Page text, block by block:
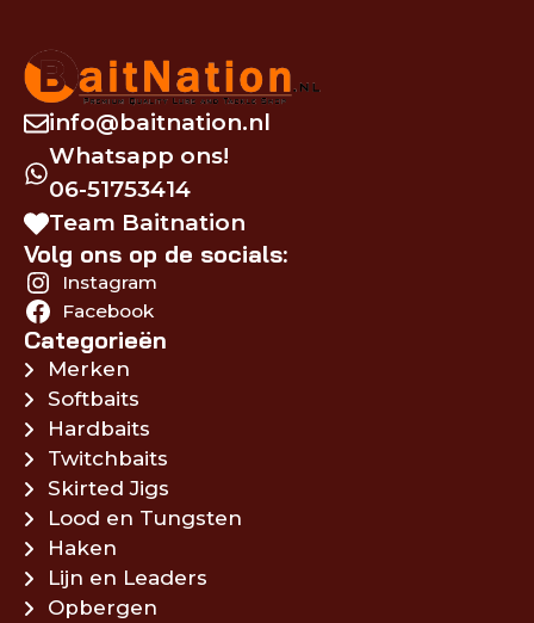
info@baitnation.nl
Whatsapp ons!
06-51753414
Team Baitnation
Volg ons op de socials:
Instagram
Facebook
Categorieën
Merken
Softbaits
Hardbaits
Twitchbaits
Skirted Jigs
Lood en Tungsten
Haken
Lijn en Leaders
Opbergen